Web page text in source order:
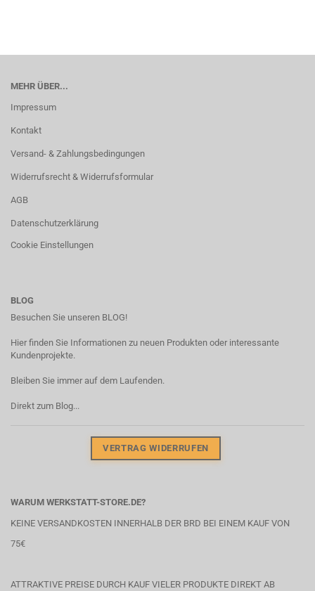
MEHR ÜBER...
Impressum
Kontakt
Versand- & Zahlungsbedingungen
Widerrufsrecht & Widerrufsformular
AGB
Datenschutzerklärung
Cookie Einstellungen
BLOG
Besuchen Sie unseren BLOG!
Hier finden Sie Informationen zu neuen Produkten oder interessante
Kundenprojekte.
Bleiben Sie immer auf dem Laufenden.
Direkt zum Blog...
VERTRAG WIDERRUFEN
WARUM WERKSTATT-STORE.DE?
KEINE VERSANDKOSTEN INNERHALB DER BRD BEI EINEM KAUF VON
75€
ATTRAKTIVE PREISE DURCH KAUF VIELER PRODUKTE DIREKT AB